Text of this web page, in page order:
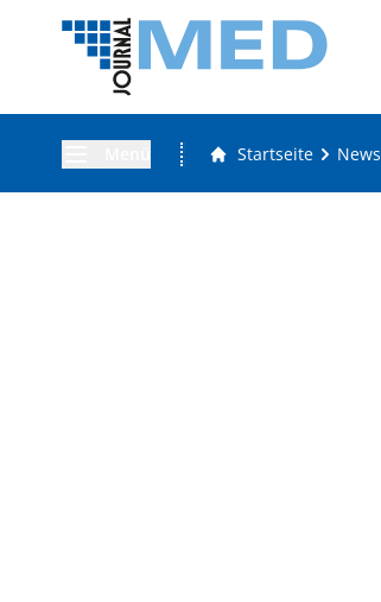
Startseite News